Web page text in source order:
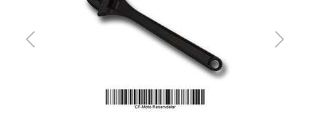
Reservdelar
Sprängskisser